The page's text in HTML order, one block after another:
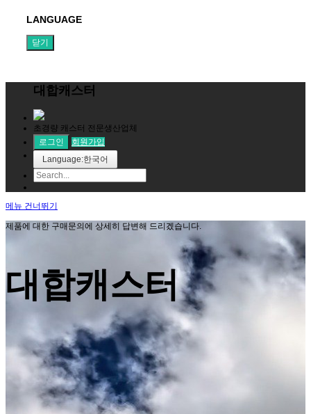
LANGUAGE
닫기
대합캐스터
초경량 캐스터 전문생산업체
로그인
회원가입
Language:한국어
메뉴 건너뛰기
제품에 대한 구매문의에 상세히 답변해 드리겠습니다.
대합캐스터